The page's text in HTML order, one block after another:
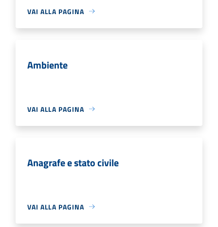
VAI ALLA PAGINA
Ambiente
VAI ALLA PAGINA
Anagrafe e stato civile
VAI ALLA PAGINA